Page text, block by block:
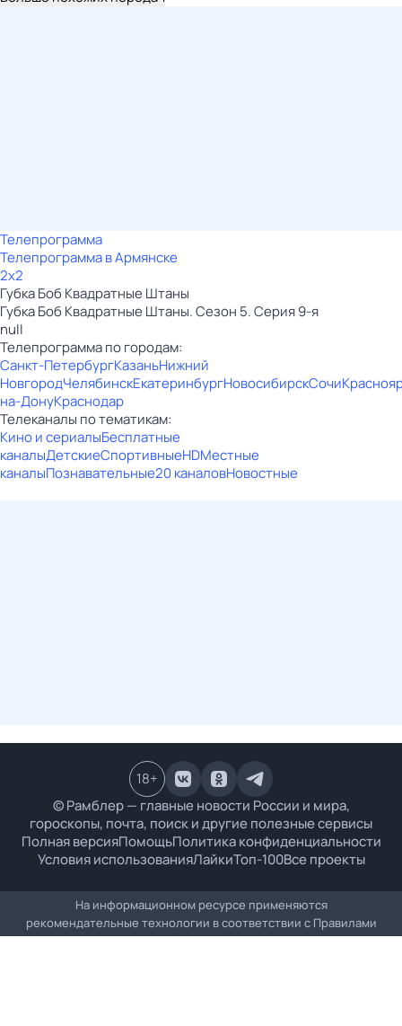
Телепрограмма
Телепрограмма в Армянске
2x2
Губка Боб Квадратные Штаны
Губка Боб Квадратные Штаны. Сезон 5. Серия 9-я
null
Телепрограмма по городам:
Санкт-ПетербургКазаньНижний
НовгородЧелябинскЕкатеринбургНовосибирскСочи
на-ДонуКраснодар
Телеканалы по тематикам:
Кино и сериалыБесплатные
каналыДетскиеСпортивныеHDМестные
каналыПознавательные20 каналовНовостные
© Рамблер — главные новости России и мира,
гороскопы, почта, поиск и другие полезные сервисы
Полная версияПомощьПолитика конфиденциальности
Условия использованияЛайкиТоп-100Все проекты
18+
На информационном ресурсе применяются
рекомендательные технологии в соответствии с Правилами